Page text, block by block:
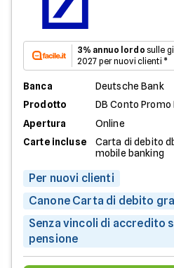
3% annuo lordo sulle
2027 per nuovi clienti *
Banca
Deutsche Bank
Prodotto
DB Conto Promo
Apertura
Online
Carte incluse
Carta di debito
mobile banking
Per nuovi clienti
Canone Carta di debito
Senza vincoli di accredito
pensione